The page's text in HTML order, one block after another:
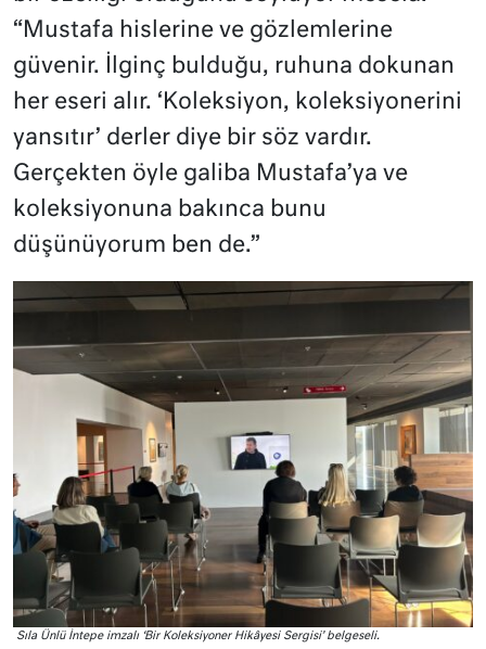
“Mustafa hislerine ve gözlemlerine
güvenir. İlginç bulduğu, ruhuna dokunan
her eseri alır. ‘Koleksiyon, koleksiyonerini
yansıtır’ derler diye bir söz vardır.
Gerçekten öyle galiba Mustafa’ya ve
koleksiyonuna bakınca bunu
düşünüyorum ben de.”
Sıla Ünlü İntepe imzalı ‘Bir Koleksiyoner Hikâyesi Sergisi’ belgeseli.